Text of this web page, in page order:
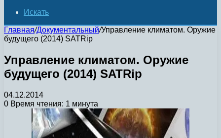
Искать
Главная/Документальный/Управление климатом. Оружие
будущего (2014) SATRip
Управление климатом. Оружие
будущего (2014) SATRip
04.12.2014
0 Время чтения: 1 минута